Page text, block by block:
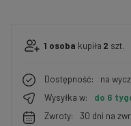
1 osoba kupiła 2 szt.
Dostępność:
na
Wysyłka w:
do 6
Zwroty:
30 dni na